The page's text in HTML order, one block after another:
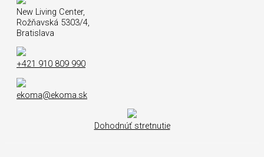
New Living Center,
Rožňavská 5303/4,
Bratislava
+421 910 809 990
ekoma@ekoma.sk
Dohodnúť stretnutie